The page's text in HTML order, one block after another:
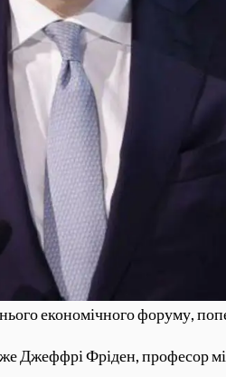
економічного форуму,
Джеффрі Фріден, професор